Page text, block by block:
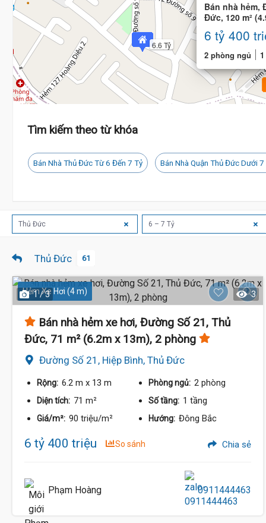
6.6 Tỷ
Bán nhà hẻm,
Đức, 120 m²
phòng ngủ
6 tỷ 400
2 phòng ngủ
Tìm kiếm theo từ khóa
Bán Nhà Thủ Đức Từ 6 Đến 7 Tỷ Bán Nhà Quận Thủ Đức Dưới 7
Thủ Đức 6 – 7 Tỷ
Thủ Đức 61
Hẻm Xe Hơi (4 m)
1 / 3 3
Bán nhà hẻm xe hơi, Đường Số 21, Thủ
Đức, 71 m² (6.2m x 13m), 2 phòng
Đường Số 21, Hiệp Bình, Thủ Đức
Rộng: 6.2 m x 13 m Phòng ngủ: 2 phòng
Diện tích: 71 m² Số tầng: 1 tầng
Giá/m²: 90 triệu/m² Hướng: Đông Bắc
6 tỷ 400 triệu So sánh Chia sẻ
Phạm Hoàng 0911444463